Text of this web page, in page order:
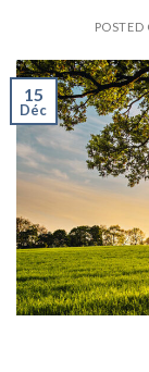
POSTED
15
Déc